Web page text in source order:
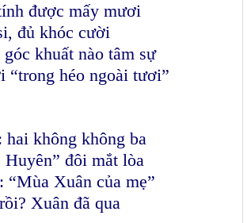
được mấy mươi
đủ khóc cười
khuất nào tâm sự
“trong héo ngoài tươi”
hai không không ba
đôi mắt lòa
“Mùa Xuân của mẹ”
Xuân đã qua